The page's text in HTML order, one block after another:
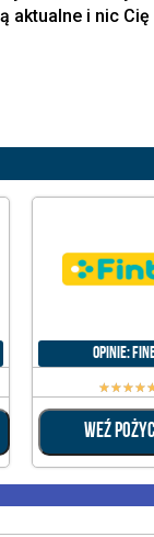
aktualne i nic
Opinie:
☆☆☆☆
WEŹ